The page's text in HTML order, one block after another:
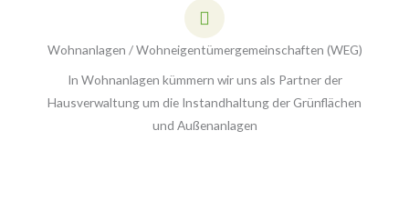
Wohnanlagen / Wohneigentümergemeinschaften (WEG)
In Wohnanlagen kümmern wir uns als Partner der
Hausverwaltung um die Instandhaltung der Grünflächen
und Außenanlagen